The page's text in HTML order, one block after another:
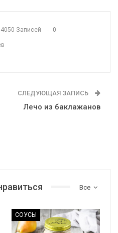
4050 Записей 0
СЛЕДУЮЩАЯ ЗАПИСЬ
Лечо из баклажанов
Все
СОУСЫ